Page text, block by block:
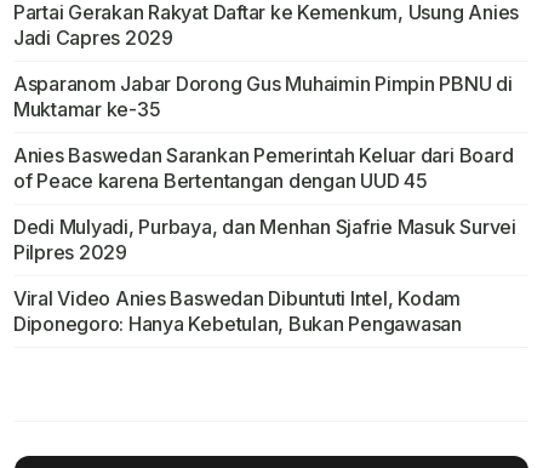
Partai Gerakan Rakyat Daftar ke Kemenkum, Usung Anies
Jadi Capres 2029
Asparanom Jabar Dorong Gus Muhaimin Pimpin PBNU di
Muktamar ke-35
Anies Baswedan Sarankan Pemerintah Keluar dari Board
of Peace karena Bertentangan dengan UUD 45
Dedi Mulyadi, Purbaya, dan Menhan Sjafrie Masuk Survei
Pilpres 2029
Viral Video Anies Baswedan Dibuntuti Intel, Kodam
Diponegoro: Hanya Kebetulan, Bukan Pengawasan